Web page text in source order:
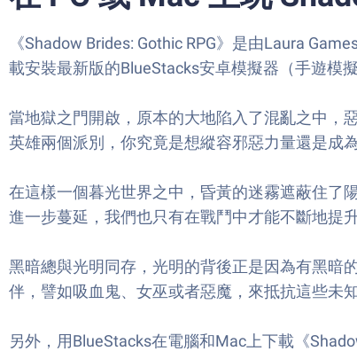
《Shadow Brides: Gothic RPG》是由Laura
載安裝最新版的BlueStacks安卓模擬器（手遊模
當地獄之門開啟，原本的大地陷入了混亂之中，
英雄兩個派別，你究竟是想縱容邪惡力量還是成
在這樣一個暮光世界之中，昏黃的迷霧遮蔽住了
進一步蔓延，我們也只有在戰鬥中才能不斷地提
黑暗總與光明同存，光明的背後正是因為有黑暗
伴，譬如吸血鬼、女巫或者惡魔，來抵抗這些未知
另外，用BlueStacks在電腦和Mac上下載《